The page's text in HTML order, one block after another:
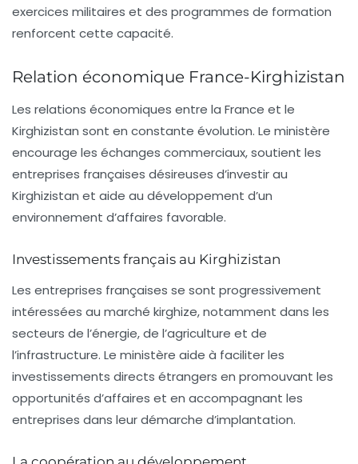
exercices militaires et des programmes de formation
renforcent cette capacité.
Relation économique France-Kirghizistan
Les relations économiques entre la France et le
Kirghizistan sont en constante évolution. Le ministère
encourage les échanges commerciaux, soutient les
entreprises françaises désireuses d’investir au
Kirghizistan et aide au développement d’un
environnement d’affaires favorable.
Investissements français au Kirghizistan
Les entreprises françaises se sont progressivement
intéressées au marché kirghize, notamment dans les
secteurs de l’énergie, de l’agriculture et de
l’infrastructure. Le ministère aide à faciliter les
investissements directs étrangers en promouvant les
opportunités d’affaires et en accompagnant les
entreprises dans leur démarche d’implantation.